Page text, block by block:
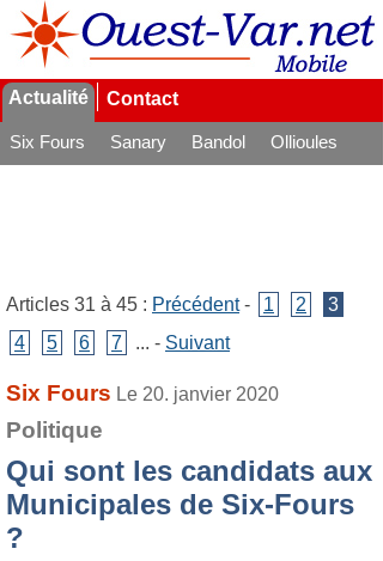
Actualité Contact
Six Fours Sanary Bandol
Ollioules
Articles 31 à 45 : Précédent- 1 2
3
4
5 6 7 ... - Suivant
Six Fours Le 20. janvier 2020
Politique
Qui sont les candidats aux
Municipales de Six-Fours
?